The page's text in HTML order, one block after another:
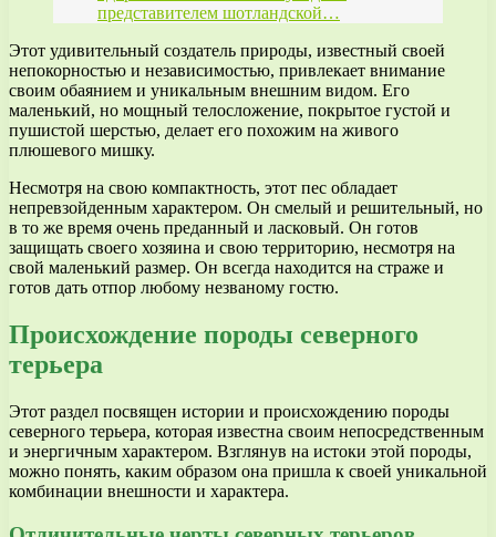
представителем шотландской…
Этот удивительный создатель природы, известный своей
непокорностью и независимостью, привлекает внимание
своим обаянием и уникальным внешним видом. Его
маленький, но мощный телосложение, покрытое густой и
пушистой шерстью, делает его похожим на живого
плюшевого мишку.
Несмотря на свою компактность, этот пес обладает
непревзойденным характером. Он смелый и решительный, но
в то же время очень преданный и ласковый. Он готов
защищать своего хозяина и свою территорию, несмотря на
свой маленький размер. Он всегда находится на страже и
готов дать отпор любому незваному гостю.
Происхождение породы северного
терьера
Этот раздел посвящен истории и происхождению породы
северного терьера, которая известна своим непосредственным
и энергичным характером. Взглянув на истоки этой породы,
можно понять, каким образом она пришла к своей уникальной
комбинации внешности и характера.